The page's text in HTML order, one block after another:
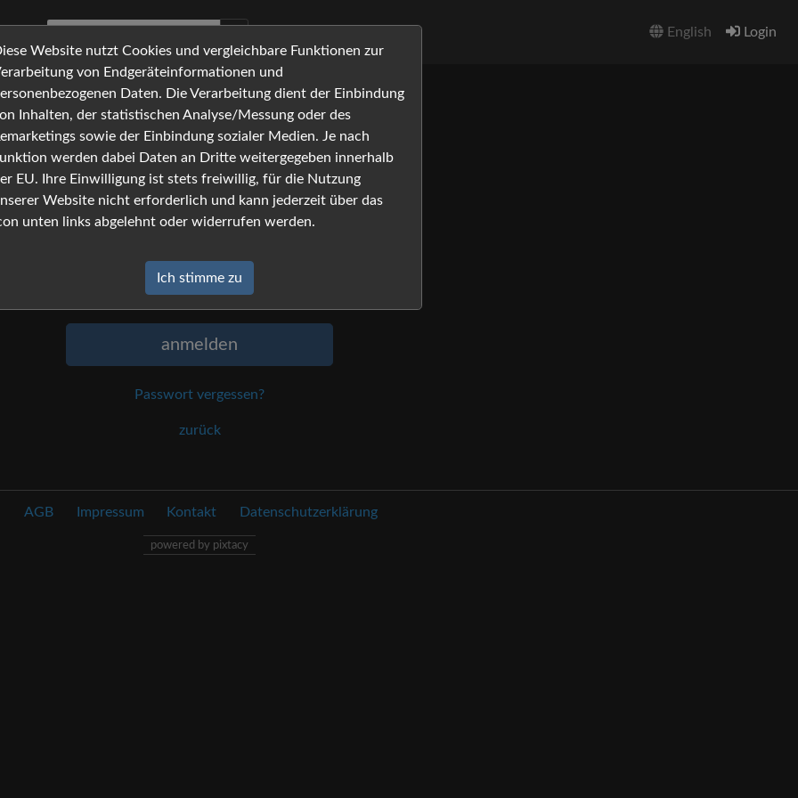
English Login
Anmeldung
Um sich anzumelden, geben Sie Namen
und Passwort ein, und klicken Sie auf
»anmelden«.
Passwort
anmelden
Passwort vergessen?
zurück
Website nutzt Cookies und vergleichbare Funktionen zur
von Endgeräteinformationen und
Daten. Die Verarbeitung dient der Einbindung
Inhalten, der statistischen Analyse/Messung oder des
sowie der Einbindung sozialer Medien. Je nach
werden dabei Daten an Dritte weitergegeben innerhalb
EU. Ihre Einwilligung ist stets freiwillig, für die Nutzung
Website nicht erforderlich und kann jederzeit über das
unten links abgelehnt oder widerrufen werden.
Ich stimme zu
AGB Impressum Kontakt Datenschutzerklärung
powered by pixtacy